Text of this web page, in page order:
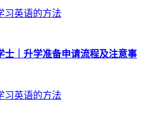
士｜升学准备申请流程及注意事